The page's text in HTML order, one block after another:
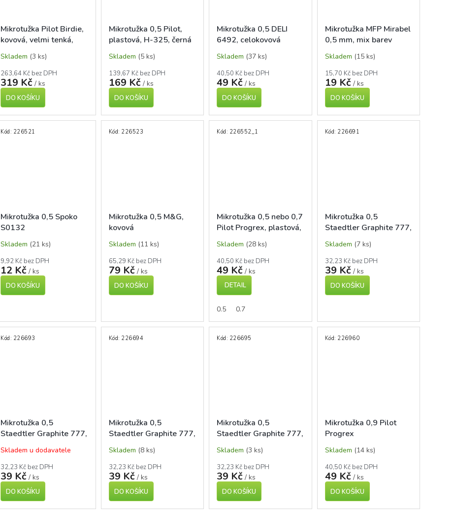
Mikrotužka Pilot Birdie,
kovová, velmi tenká,
Skladem (3 ks)
263,64 Kč bez DPH
319 Kč / ks
DO KOŠÍKU
Mikrotužka 0,5 Pilot,
plastová, H-325, černá
Skladem (5 ks)
139,67 Kč bez DPH
169 Kč / ks
DO KOŠÍKU
Mikrotužka 0,5 DELI
6492, celokovová
Skladem (37 ks)
40,50 Kč bez DPH
49 Kč / ks
DO KOŠÍKU
Mikrotužka MFP Mirabel
0,5 mm, mix barev
Skladem (15 ks)
15,70 Kč bez DPH
19 Kč / ks
DO KOŠÍKU
Mikrotužka 0,5 Spoko
S0132
Skladem (21 ks)
9,92 Kč bez DPH
12 Kč / ks
DO KOŠÍKU
Kód: 226521
Mikrotužka 0,5 M&G,
kovová
Skladem (11 ks)
65,29 Kč bez DPH
79 Kč / ks
DO KOŠÍKU
Kód: 226523
Mikrotužka 0,5 nebo 0,7
Pilot Progrex, plastová,
Skladem (28 ks)
40,50 Kč bez DPH
49 Kč / ks
DETAIL
0.5 0.7
Kód: 226552_1
Mikrotužka 0,5
Staedtler Graphite 777,
Skladem (7 ks)
32,23 Kč bez DPH
39 Kč / ks
DO KOŠÍKU
Kód: 226691
Mikrotužka 0,5
Staedtler Graphite 777,
Skladem u dodavatele
32,23 Kč bez DPH
39 Kč / ks
DO KOŠÍKU
Kód: 226693
Mikrotužka 0,5
Staedtler Graphite 777,
Skladem (8 ks)
32,23 Kč bez DPH
39 Kč / ks
DO KOŠÍKU
Kód: 226694
Mikrotužka 0,5
Staedtler Graphite 777,
Skladem (3 ks)
32,23 Kč bez DPH
39 Kč / ks
DO KOŠÍKU
Kód: 226695
Mikrotužka 0,9 Pilot
Progrex
Skladem (14 ks)
40,50 Kč bez DPH
49 Kč / ks
DO KOŠÍKU
Kód: 226960